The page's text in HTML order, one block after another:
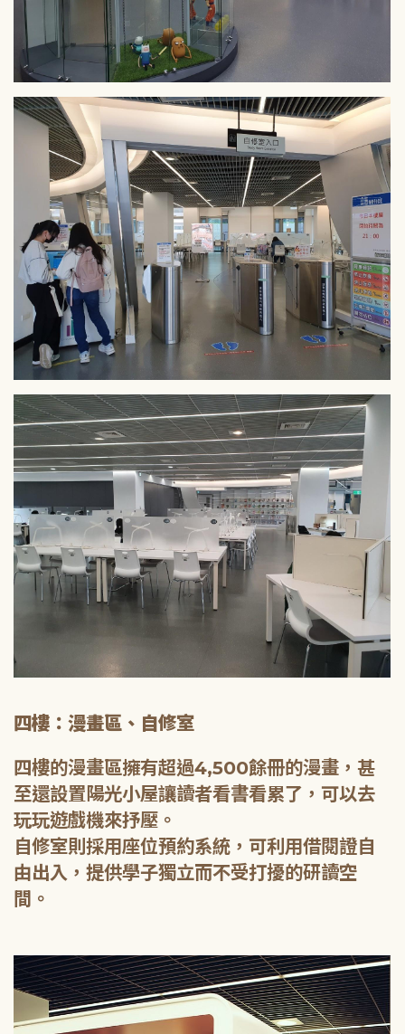
四樓：漫畫區、自修室
四樓的漫畫區擁有超過4,500餘冊的漫畫，甚
至還設置陽光小屋讓讀者看書看累了，可以去
玩玩遊戲機來抒壓。
自修室則採用座位預約系統，可利用借閱證自
由出入，提供學子獨立而不受打擾的研讀空
間。